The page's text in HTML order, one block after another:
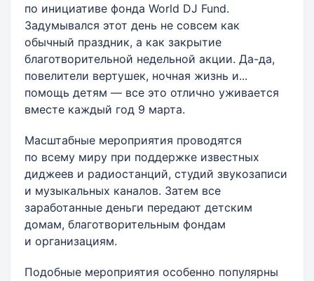
по инициативе фонда World DJ Fund.
Задумывался этот день не совсем как
обычный праздник, а как закрытие
благотворительной недельной акции. Да-да,
повелители вертушек, ночная жизнь и...
помощь детям — все это отлично уживается
вместе каждый год 9 марта.
Масштабные мероприятия проводятся
по всему миру при поддержке известных
диджеев и радиостанций, студий звукозаписи
и музыкальных каналов. Затем все
заработанные деньги передают детским
домам, благотворительным фондам
и организациям.
Подобные мероприятия особенно популярны